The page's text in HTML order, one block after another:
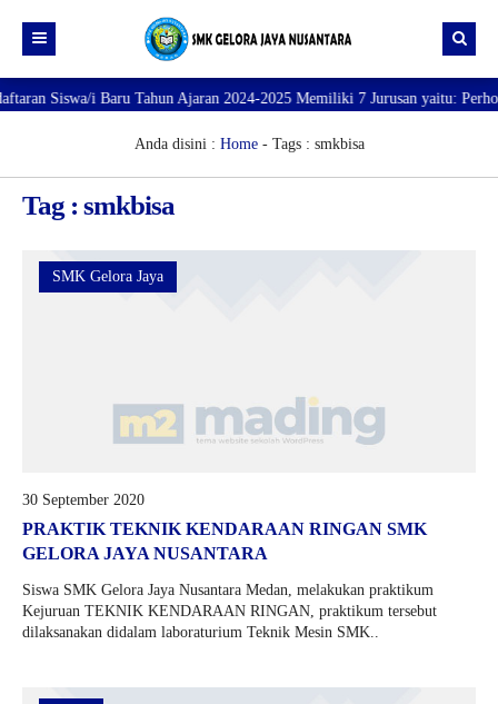
Beranda
PROFILE SEKOLAH
VISI dan MISI
TUJUAN
Direktori
DATA SISWA
DATA GURU
JURUSAN
Galeri
Siswa/i Baru Tahun Ajaran 2024-2025 Memiliki 7 Jurusan yaitu:
Anda disini : Home- Tags : smkbisa
Tag : smkbisa
SMK Gelora Jaya
30 September 2020
PRAKTIK TEKNIK KENDARAAN RINGAN SMK
GELORA JAYA NUSANTARA
Siswa SMK Gelora Jaya Nusantara Medan, melakukan praktikum
Kejuruan TEKNIK KENDARAAN RINGAN, praktikum tersebut
dilaksanakan didalam laboraturium Teknik Mesin SMK..